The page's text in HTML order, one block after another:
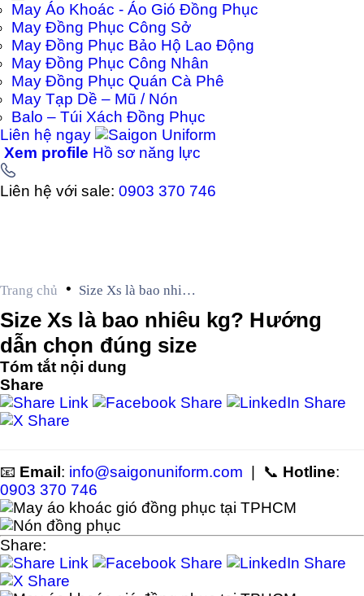
May Áo Khoác - Áo Gió Đồng Phục
May Đồng Phục Công Sở
May Đồng Phục Bảo Hộ Lao Động
May Đồng Phục Công Nhân
May Đồng Phục Quán Cà Phê
May Tạp Dề – Mũ / Nón
Balo – Túi Xách Đồng Phục
Liên hệ ngay
Xem profile Hồ sơ năng lực
Liên hệ với sale: 0903 370 746
Trang chủ • Size Xs là bao nhiêu
kg? Hướng dẫn chọn
đúng size
Size Xs là bao nhiêu kg? Hướng
dẫn chọn đúng size
Tóm tắt nội dung
Share
📧 Email : info@saigonuniform.com | 📞 Hotline:
0903 370 746
Share: